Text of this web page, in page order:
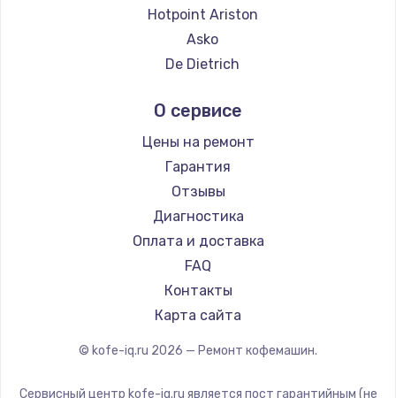
Ремонт кофемашин Thomson
Ремонт кофемашин Hisense
Ремонт кофемашин DELTA
Ремонт кофемашин Kyvol
Ремонт кофемашин RED solution
Ремонт кофемашин Bravilor Bonamat
Ремонт кофемашин Vard
Ремонт кофемашин Tuvio
Ремонт кофемашин Carrera
Ремонт кофемашин Supra
Hotpoint Ariston
Asko
De Dietrich
Ascaso
Jura
Olympia
Saeco
La Cimbali
WMF
Yamaguchi
Nivona
Astoria
О сервисе
Цены на ремонт
Гарантия
Отзывы
Диагностика
Оплата и доставка
FAQ
Контакты
Карта сайта
© kofe-iq.ru 2026 — Ремонт кофемашин.
Сервисный центр kofe-iq.ru является пост гарантийным (не